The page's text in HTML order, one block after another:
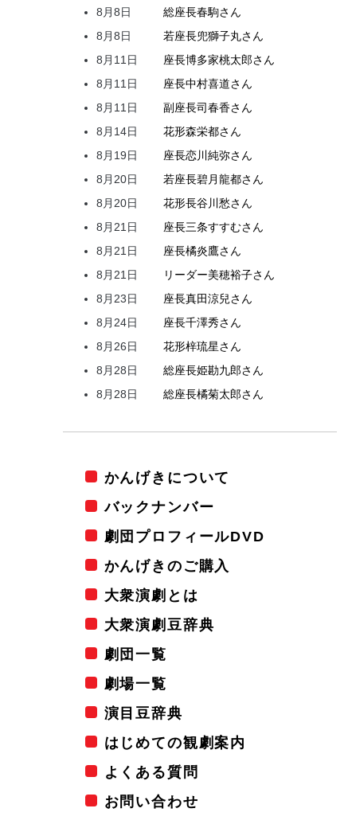
8月8日
総座長春駒さん
8月8日
若座長兜獅子丸さん
8月11日
座長博多家桃太郎さん
8月11日
座長中村喜道さん
8月11日
副座長司春香さん
8月14日
花形森栄都さん
8月19日
座長恋川 純弥さん
8月20日
若座長碧月龍都さん
8月20日
花形長谷川 愁さん
8月21日
座長三条すすむさん
8月21日
座長橘炎鷹さん
8月21日
リーダー美穂裕子さん
8月23日
座長真田涼兒さん
8月24日
座長千澤秀さん
8月26日
花形梓琉星さん
8月28日
総座長姫勘九郎さん
8月28日
総座長橘菊太郎さん
かんげきについて
バックナンバー
劇団プロフィールDVD
かんげきのご購入
大衆演劇とは
大衆演劇豆辞典
劇団一覧
劇場一覧
演目豆辞典
はじめての観劇案内
よくある質問
お問い合わせ